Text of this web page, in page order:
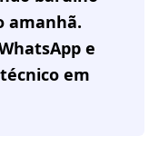
amanhã.
e
em